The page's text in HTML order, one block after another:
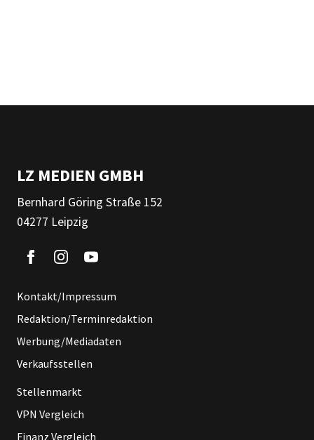
LZ MEDIEN GMBH
Bernhard Göring Straße 152
04277 Leipzig
Kontakt/Impressum
Redaktion/Terminredaktion
Werbung/Mediadaten
Verkaufsstellen
Stellenmarkt
VPN Vergleich
Finanz Vergleich